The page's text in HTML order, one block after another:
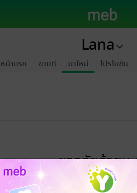
Lana
หน้าแรก ขายดี มาใหม่ โปรโมชัน
ขออภัยด้วยนะ
ไม่พบข้อมูลในหัวข้อที่คุณกำ